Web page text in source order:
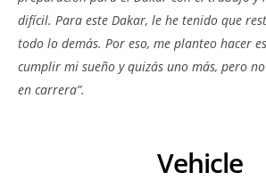
difícil. Para este Dakar, le he tenido que
todo lo demás. Por eso, me planteo hacer
cumplir mi sueño y quizás uno más, pero
en carrera”.
Vehicle